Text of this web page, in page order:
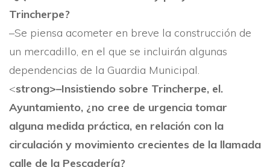
Trincherpe?
–Se piensa acometer en breve la construcción de
un mercadillo, en el que se incluirán algunas
dependencias de la Guardia Municipal.
<strong>–Insistiendo sobre Trincherpe, el.
Ayuntamiento, ¿no cree de ur­gencia tomar
alguna medida prác­tica, en relación con la
circulación y movimiento crecientes de la lla­mada
calle de la Pescaderí­a?